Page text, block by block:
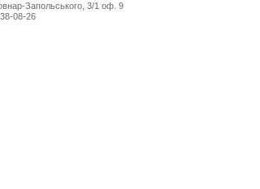
Запольського, 3/1 оф. 9
08-26